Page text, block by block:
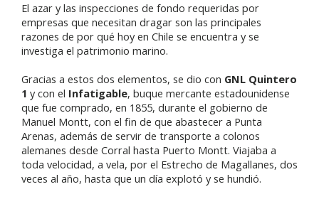
El azar y las inspecciones de fondo requeridas por
empresas que necesitan dragar son las principales
razones de por qué hoy en Chile se encuentra y se
investiga el patrimonio marino.
Gracias a estos dos elementos, se dio con GNL Quintero
1 y con el Infatigable, buque mercante estadounidense
que fue comprado, en 1855, durante el gobierno de
Manuel Montt, con el fin de que abastecer a Punta
Arenas, además de servir de transporte a colonos
alemanes desde Corral hasta Puerto Montt. Viajaba a
toda velocidad, a vela, por el Estrecho de Magallanes, dos
veces al año, hasta que un día explotó y se hundió.